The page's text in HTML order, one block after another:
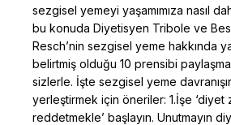
sezgisel yemeyi yaşamımıza nasıl
bu konuda Diyetisyen Tribole ve
Resch’nin sezgisel yeme hakkında
belirtmiş olduğu 10 prensibi
sizlerle. İşte sezgisel yeme
yerleştirmek için öneriler: 1.İşe ‘diyet
reddetmekle’ başlayın. Unutmayın